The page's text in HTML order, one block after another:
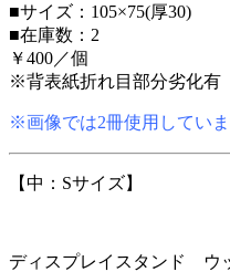
■サイズ：105×75(厚30)
■在庫数：2
￥400／個
※背表紙折れ目部分劣化有
※画像では2冊使用してい
【中：Sサイズ】
ディスプレイスタンド